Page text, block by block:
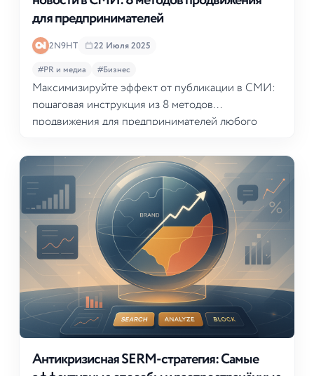
для предпринимателей
2N9HT 22 Июля 2025
#PR и медиа #Бизнес
Максимизируйте эффект от публикации в СМИ:
пошаговая инструкция из 8 методов
продвижения для предпринимателей любого
Антикризисная SERM-стратегия: Самые